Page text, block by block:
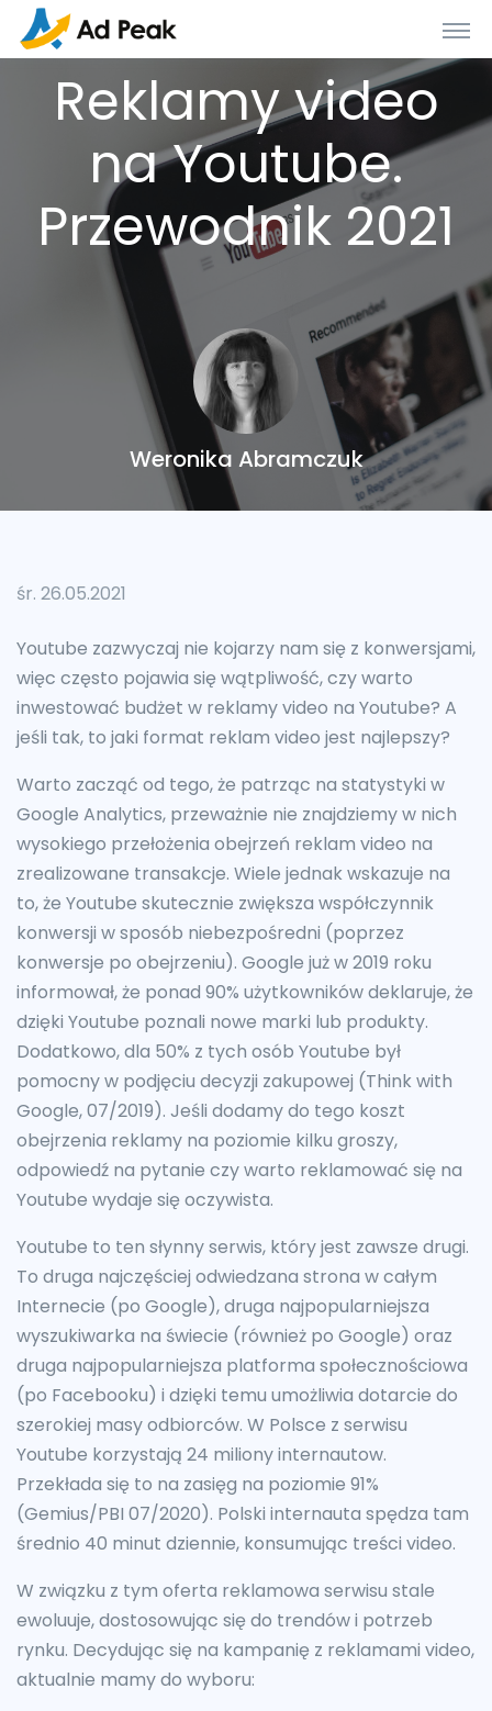
Reklamy video
na Youtube.
Przewodnik 2021
Weronika Abramczuk
śr. 26.05.2021
Youtube zazwyczaj nie kojarzy nam się z konwersjami,
więc często pojawia się wątpliwość, czy warto
inwestować budżet w reklamy video na Youtube? A
jeśli tak, to jaki format reklam video jest najlepszy?
Warto zacząć od tego, że patrząc na statystyki w
Google Analytics, przeważnie nie znajdziemy w nich
wysokiego przełożenia obejrzeń reklam video na
zrealizowane transakcje. Wiele jednak wskazuje na
to, że Youtube skutecznie zwiększa współczynnik
konwersji w sposób niebezpośredni (poprzez
konwersje po obejrzeniu). Google już w 2019 roku
informował, że ponad 90% użytkowników deklaruje, że
dzięki Youtube poznali nowe marki lub produkty.
Dodatkowo, dla 50% z tych osób Youtube był
pomocny w podjęciu decyzji zakupowej (Think with
Google, 07/2019). Jeśli dodamy do tego koszt
obejrzenia reklamy na poziomie kilku groszy,
odpowiedź na pytanie czy warto reklamować się na
Youtube wydaje się oczywista.
Youtube to ten słynny serwis, który jest zawsze drugi.
To druga najczęściej odwiedzana strona w całym
Internecie (po Google), druga najpopularniejsza
wyszukiwarka na świecie (również po Google) oraz
druga najpopularniejsza platforma społecznościowa
(po Facebooku) i dzięki temu umożliwia dotarcie do
szerokiej masy odbiorców. W Polsce z serwisu
Youtube korzystają 24 miliony internautow.
Przekłada się to na zasięg na poziomie 91%
(Gemius/PBI 07/2020). Polski internauta spędza tam
średnio 40 minut dziennie, konsumując treści video.
W związku z tym oferta reklamowa serwisu stale
ewoluuje, dostosowując się do trendów i potrzeb
rynku. Decydując się na kampanię z reklamami video,
aktualnie mamy do wyboru: